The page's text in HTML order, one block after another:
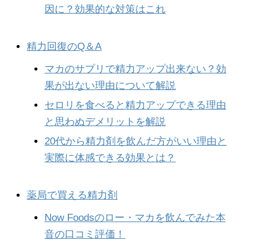
因に？効果的な対策はこれ
精力回復のQ＆A
マカのサプリで精力アップ出来ない？効
果が出ない理由について解説
セロリを食べると精力アップできる理由
と思わぬデメリットを解説
20代から精力剤を飲んだ方がいい理由と
実際に体感できる効果とは？
薬局で買える精力剤
Now Foodsのロー・マカを飲んでみた本
音の口コミ評価！